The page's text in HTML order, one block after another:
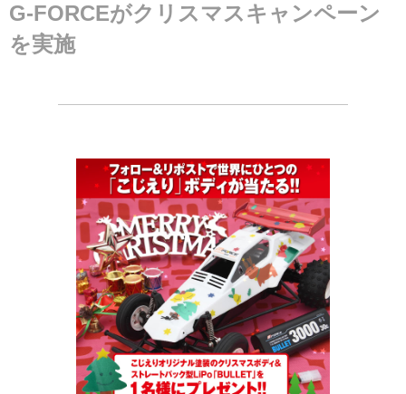
G-FORCEがクリスマスキャンペーン
を実施